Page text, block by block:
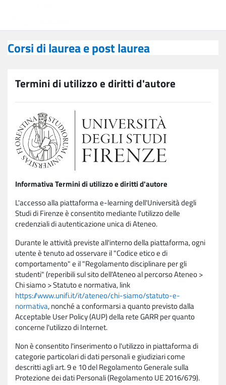
Corsi di laurea e post laurea
Termini di utilizzo e diritti d'autore
Informativa Termini di utilizzo e diritti d'autore
L'accesso alla piattaforma e-learning dell'Università degli
Studi di Firenze è consentito mediante l'utilizzo delle
credenziali di autenticazione unica di Ateneo.
Durante le attività previste all'interno della piattaforma, ogni
utente è tenuto ad osservare il "Codice etico e di
comportamento" e il "Regolamento disciplinare per gli
studenti" (reperibili sul sito dell'Ateneo al percorso Ateneo >
Chi siamo > Statuto e normativa, link
https://www.unifi.it/it/ateneo/chi-siamo/statuto-e-
normativa, nonché a conformarsi a quanto previsto dalla
Acceptable User Policy (AUP) della rete GARR per quanto
concerne l'utilizzo di Internet.
Non è consentito l'inserimento o l'utilizzo in piattaforma di
categorie particolari di dati personali e giudiziari come
descritti agli art. 9 e 10 del Regolamento Generale sulla
Protezione dei dati Personali (Regolamento UE 2016/679).